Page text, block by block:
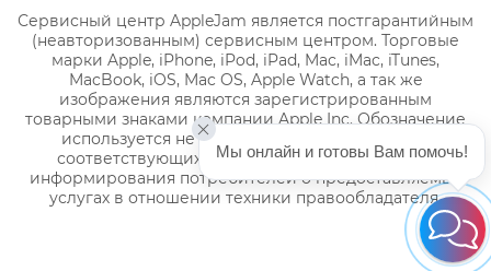
Сервисный центр AppleJam является постгарантийным
(неавторизованным) сервисным центром. Торговые
марки Apple, iPhone, iPod, iPad, Mac, iMac, iTunes,
MacBook, iOS, Mac OS, Apple Watch, а так же
изображения являются зарегистрированным
товарными знаками компании Apple Inc. Обозначение
используется не с целью индивидуализации
соответствующих услуг по ремонту, а с целью
информирования потребителей о предоставляемых
услугах в отношении техники правообладателя.
Мы онлайн и готовы Вам помочь!